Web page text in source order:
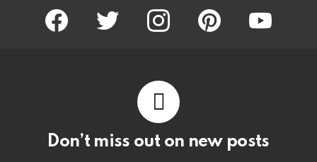
facebook twitter instagram pinterest youtube
Don’t miss out on new posts